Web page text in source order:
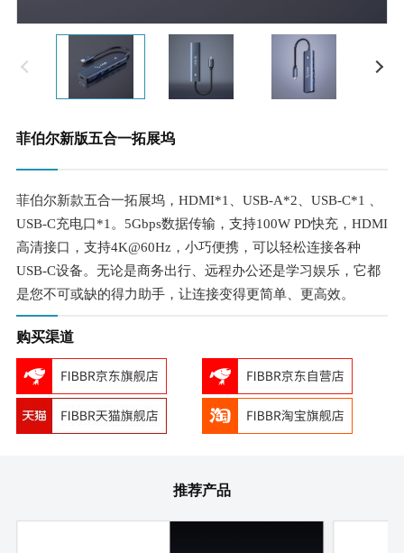
菲伯尔新版五合一拓展坞
菲伯尔新款五合一拓展坞，HDMI*1、USB-A*2、USB-C*1 、
USB-C充电口*1。5Gbps数据传输，支持100W PD快充，HDMI
高清接口，支持4K@60Hz，小巧便携，可以轻松连接各种
USB-C设备。无论是商务出行、远程办公还是学习娱乐，它都
是您不可或缺的得力助手，让连接变得更简单、更高效。
购买渠道
推荐产品